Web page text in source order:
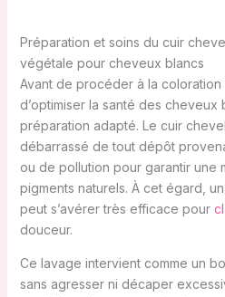
Préparation et soins du cuir
végétale pour cheveux blancs
Avant de procéder à la
d’optimiser la santé des
préparation adapté. Le cuir
débarrassé de tout dépôt
ou de pollution pour garantir une
pigments naturels. À cet égard,
peut s’avérer très efficace pour
douceur.
Ce lavage intervient comme un
sans agresser ni décaper